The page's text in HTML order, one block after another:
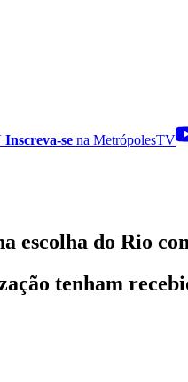
Inscreva-se na MetrópolesTV
escolha do Rio
tenham